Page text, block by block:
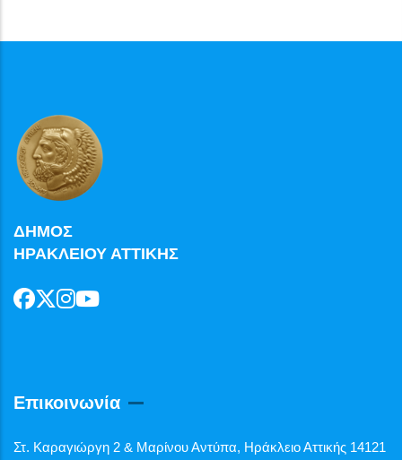
ΔΗΜΟΣ
ΗΡΑΚΛΕΙΟΥ ΑΤΤΙΚΗΣ
Επικοινωνία
Στ. Καραγιώργη 2 & Μαρίνου Αντύπα, Ηράκλειο Αττικής 14121